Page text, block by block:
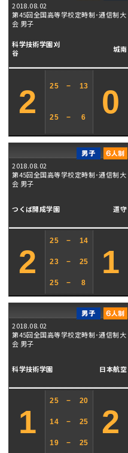
2018.08.02
第45回全国高等学校定時制･通信制大
会 男子
科学技術学園刈
谷
城南
2 25 − 13
25 − 6 0
2018.08.02
第45回全国高等学校定時制･通信制大
会 男子
つくば開成学園 道守
2
25 − 14
23 − 25
25 − 8
1
2018.08.02
第45回全国高等学校定時制･通信制大
会 男子
科学技術学園 日本航空
1
25 − 20
14 − 25
19 − 25
2